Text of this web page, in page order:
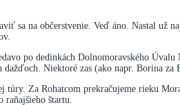
sa na občerstvenie. Veď áno. Nastal už
po dedinkách Dolnomoravského
Niektoré zas (ako napr. Borina
túry. Za Rohatcom prekračujeme rieku
raňajšieho štartu.